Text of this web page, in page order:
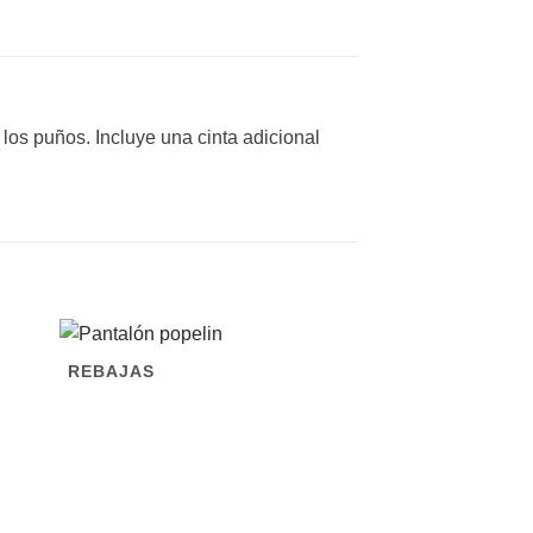
puños. Incluye una cinta adicional
REBAJAS